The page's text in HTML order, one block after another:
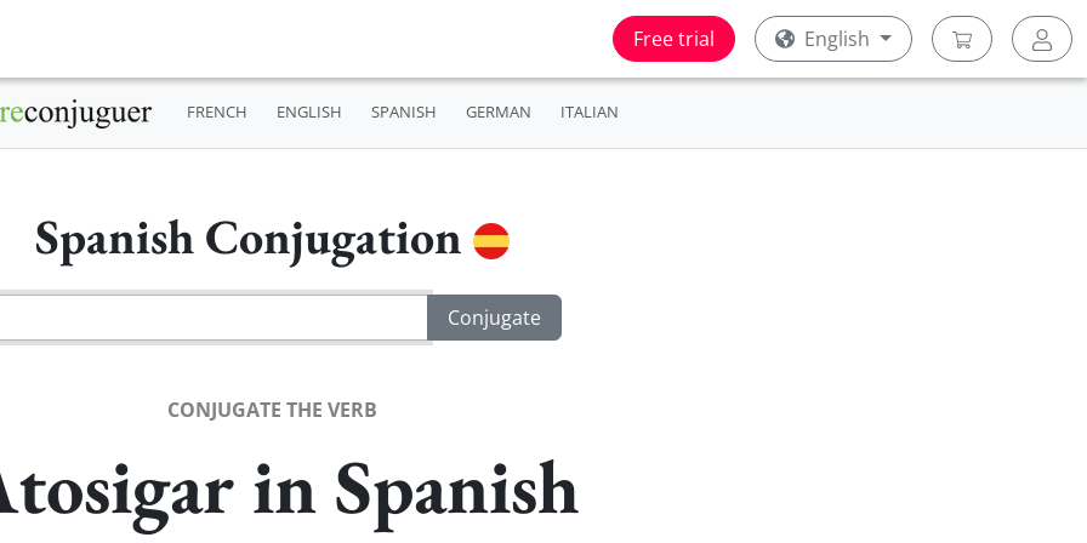
Free trial English
FRENCH ENGLISH SPANISH GERMAN ITALIAN
Spanish Conjugation
CONJUGATE THE VERB
in Spanish